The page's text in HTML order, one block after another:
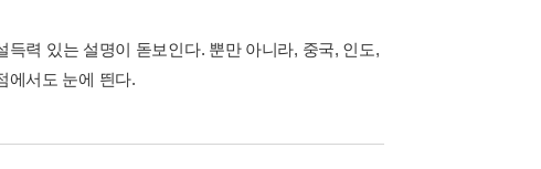
력 있는 설명이 돋보인다. 뿐만 아니라, 중국, 인도,
에서도 눈에 띈다.